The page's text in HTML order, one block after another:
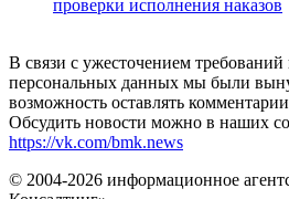
проверки исполнения наказов
В связи с ужесточением
персональных данных мы были
возможность оставлять
Обсудить новости можно в наших
https://vk.com/bmk.news
© 2004-2026 информационное